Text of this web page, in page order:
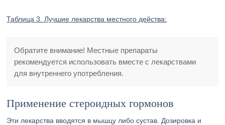
Таблица 3. Лучшие лекарства местного действа:
Обратите внимание! Местные препараты
рекомендуется использовать вместе с лекарствами
для внутреннего употребления.
Применение стероидных гормонов
Эти лекарства вводятся в мышцу либо сустав. Дозировка и